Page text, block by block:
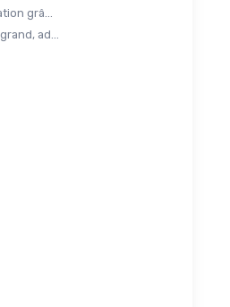
grâ...
ad...